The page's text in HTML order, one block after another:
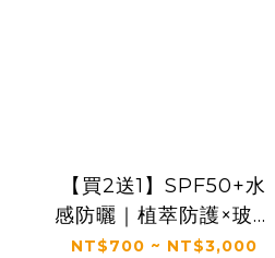
【買2送1】SPF50+水
感防曬｜植萃防護×玻尿
酸保濕｜專利萃取延緩
NT$700 ~ NT$3,000